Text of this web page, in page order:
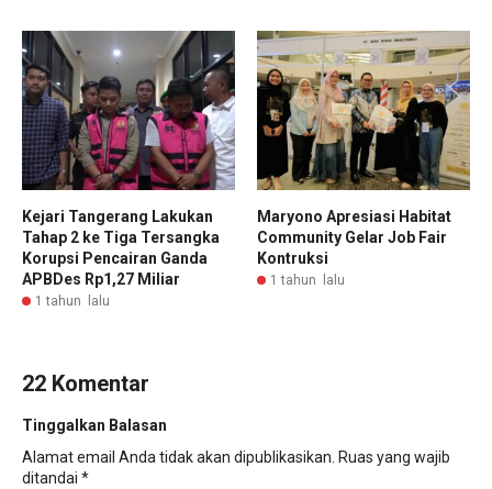
Kejari Tangerang Lakukan
Tahap 2 ke Tiga Tersangka
Korupsi Pencairan Ganda
APBDes Rp1,27 Miliar
1 tahun lalu
Maryono Apresiasi Habitat
Community Gelar Job Fair
Kontruksi
1 tahun lalu
22 Komentar
Tinggalkan Balasan
Alamat email Anda tidak akan dipublikasikan. Ruas yang wajib
ditandai *